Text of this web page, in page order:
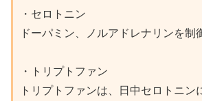
・セロトニン
ドーパミン、ノルアドレナリンを
・トリプトファン
トリプトファンは、日中セロトニ